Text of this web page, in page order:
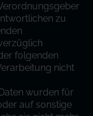
zu
folgenden
nicht
wurden für
auf sonstige